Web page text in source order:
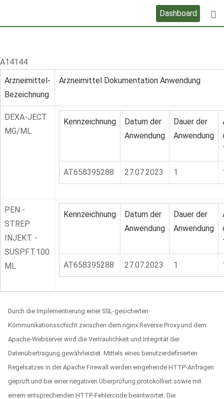
Dashboard
A14144
Arzneimittel-
Bezeichnung
Arzneimittel Dokumentation Anwendung
DEXA-JECT
MG/ML
Kennzeichnung
Datum der
Anwendung
Dauer der
Anwendung
AT658395288 27.07.2023 1
PEN -
STREP
INJEKT. -
SUSP.F.T.100
ML
Kennzeichnung
Datum der
Anwendung
Dauer der
Anwendung
AT658395288 27.07.2023 1
Durch die Implementierung einer SSL-gesicherten
Kommunikationsschicht zwischen dem nginx Reverse Proxy und dem
Apache-Webserver wird die Vertraulichkeit und Integrität der
Datenübertragung gewährleistet. Mittels eines benutzerdefinierten
Regelsatzes in der Apache Firewall werden eingehende HTTP-Anfragen
geprüft und bei einer negativen Überprüfung protokolliert sowie mit
einem entsprechenden HTTP-Fehlercode beantwortet. Die